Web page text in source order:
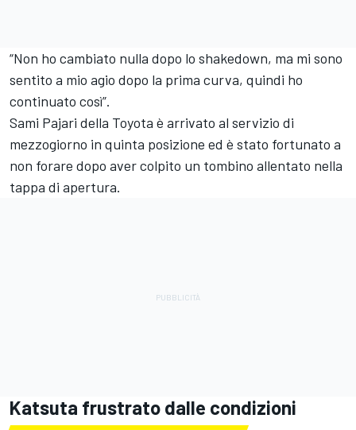
“Non ho cambiato nulla dopo lo shakedown, ma mi sono
sentito a mio agio dopo la prima curva, quindi ho
continuato così”.
Sami Pajari della Toyota è arrivato al servizio di
mezzogiorno in quinta posizione ed è stato fortunato a
non forare dopo aver colpito un tombino allentato nella
tappa di apertura.
Katsuta frustrato dalle condizioni